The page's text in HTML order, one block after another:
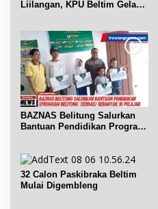
Liilangan, KPU Beltim Gelar
BAZNAS Belitung Salurkan
Bantuan Pendidikan Program
32 Calon Paskibraka Beltim
Mulai Digembleng